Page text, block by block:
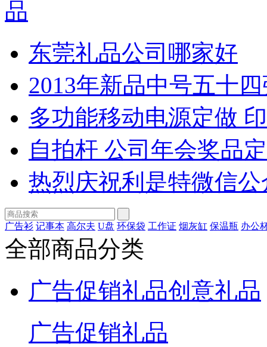
东莞礼品公司哪家好
2013年新品中号五十
多功能移动电源定做
自拍杆 公司年会奖品
热烈庆祝利是特微信
广告衫 记事本 高尔夫 U盘 环保袋 工作证 烟灰缸 保温瓶 办公
全部商品分类
广告促销礼品创意礼品
广告促销礼品